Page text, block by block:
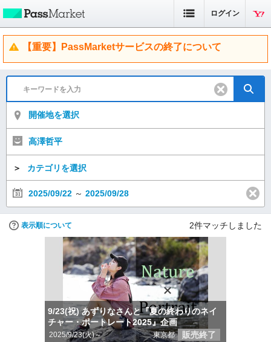
ログイン
【重要】PassMarketサービスの終了について
開催地を選択
高澤哲平
＞ カテゴリを選択
2025/09/22 ～ 2025/09/28
表示順について 2件マッチしました
9/23(祝) あずりなさんと『夏の終わりのネイ
チャー・ポートレート2025』企画
2025/9/23(火)～ 東京都 販売終了